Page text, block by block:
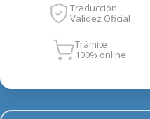
Traducción
Validez Oficial
Trámite
100% online